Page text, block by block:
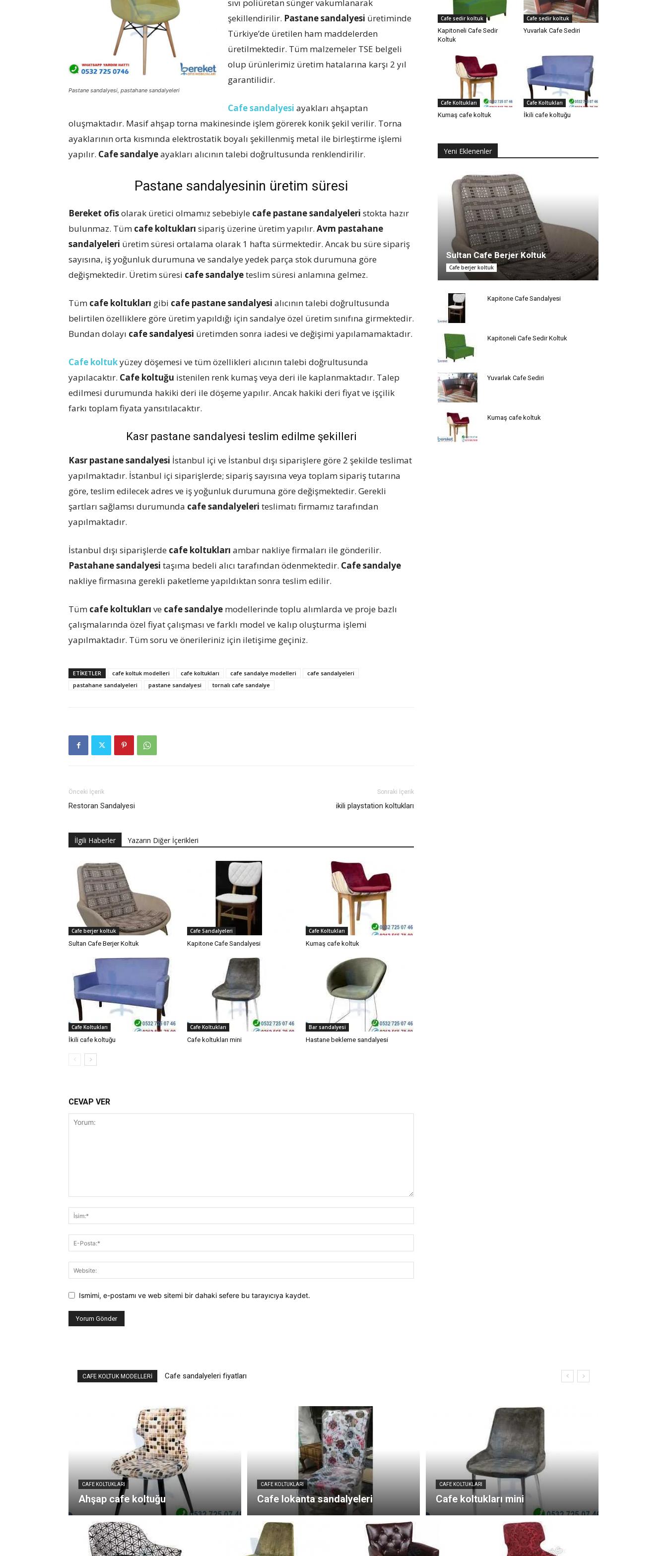
koltukları
Pastane sandalyesi, pastahane sandalyeleri
sıvı poliüretan sünger vakumlanarak
şekillendirilir. Pastane sandalyesi üretiminde
Türkiye’de üretilen ham maddelerden
üretilmektedir. Tüm malzemeler TSE belgeli
olup ürünlerimiz üretim hatalarına karşı 2 yıl
garantilidir.
Cafe sandalyesi ayakları ahşaptan
oluşmaktadır. Masif ahşap torna makinesinde işlem görerek konik şekil verilir. Torna
ayaklarının orta kısmında elektrostatik boyalı şekillenmiş metal ile birleştirme işlemi
yapılır. Cafe sandalyeayakları alıcının talebi doğrultusunda renklendirilir.
Pastane sandalyesinin üretim süresi
Bereket ofisolarak üretici olmamız sebebiyle cafe pastane sandalyeleri stokta hazır
bulunmaz. Tüm cafe koltukları sipariş üzerine üretim yapılır. Avm pastahane
sandalyeleri üretim süresi ortalama olarak 1 hafta sürmektedir. Ancak bu süre sipariş
sayısına, iş yoğunluk durumuna ve sandalye yedek parça stok durumuna göre
değişmektedir. Üretim süresi cafe sandalyeteslim süresi anlamına gelmez.
Tüm cafe koltukları gibi cafe pastane sandalyesi alıcının talebi doğrultusunda
belirtilen özelliklere göre üretim yapıldığı için sandalye özel üretim sınıfına girmektedir.
Bundan dolayı cafe sandalyesi üretimden sonra iadesi ve değişimi yapılamamaktadır.
Cafe koltukyüzey döşemesi ve tüm özellikleri alıcının talebi doğrultusunda
yapılacaktır. Cafe koltuğu istenilen renk kumaş veya deri ile kaplanmaktadır. Talep
edilmesi durumunda hakiki deri ile döşeme yapılır. Ancak hakiki deri fiyat ve işçilik
farkı toplam fiyata yansıtılacaktır.
Kasr pastane sandalyesi teslim edilme şekilleri
Kasr pastane sandalyesi İstanbul içi ve İstanbul dışı siparişlere göre 2 şekilde teslimat
yapılmaktadır. İstanbul içi siparişlerde; sipariş sayısına veya toplam sipariş tutarına
göre, teslim edilecek adres ve iş yoğunluk durumuna göre değişmektedir. Gerekli
şartları sağlamsı durumunda cafe sandalyeleri teslimatı firmamız tarafından
yapılmaktadır.
İstanbul dışı siparişlerde cafe koltukları ambar nakliye firmaları ile gönderilir.
Pastahane sandalyesi taşıma bedeli alıcı tarafından ödenmektedir. Cafe sandalye
nakliye firmasına gerekli paketleme yapıldıktan sonra teslim edilir.
Tüm cafe koltukları ve cafe sandalye modellerinde toplu alımlarda ve proje bazlı
çalışmalarında özel fiyat çalışması ve farklı model ve kalıp oluşturma işlemi
yapılmaktadır. Tüm soru ve önerileriniz için iletişime geçiniz.
ETIKETLER cafe koltuk modelleri cafe koltukları cafe sandalye modelleri
cafe sandalyeleri
pastahane sandalyeleri
pastane sandalyesi tornalı cafe sandalye
Önceki İçerik
Restoran Sandalyesi
Sonraki İçerik
ikili playstation koltukları
İlgili Haberler Yazarın Diğer İçerikleri
Cafe berjer koltuk
Sultan Cafe Berjer Koltuk
Cafe Sandalyeleri
Kapitone Cafe Sandalyesi
Cafe Koltukları
Kumaş cafe koltuk
Cafe Koltukları
İkili cafe koltuğu
Cafe Koltukları
Cafe koltukları mini
Bar sandalyesi
Hastane bekleme sandalyesi
CEVAP VER
Ismimi, e-postamı ve web sitemi bir dahaki sefere bu tarayıcıya kaydet.
Cafe sedir koltuk
Kapitoneli Cafe Sedir
Koltuk
Cafe sedir koltuk
Yuvarlak Cafe Sediri
Cafe Koltukları
Kumaş cafe koltuk
Cafe Koltukları
İkili cafe koltuğu
Yeni Eklenenler
Sultan Cafe Berjer Koltuk
Cafe berjer koltuk
Kapitone Cafe Sandalyesi
Kapitoneli Cafe Sedir Koltuk
Yuvarlak Cafe Sediri
Kumaş cafe koltuk
CAFE KOLTUK MODELLERI Cafe sandalyeleri fiyatları
Playstation koltukları fiyatları
CAFE KOLTUKLARI
Ahşap cafe koltuğu
CAFE KOLTUKLARI
Cafe lokanta sandalyeleri
CAFE KOLTUKLARI
Cafe koltukları mini